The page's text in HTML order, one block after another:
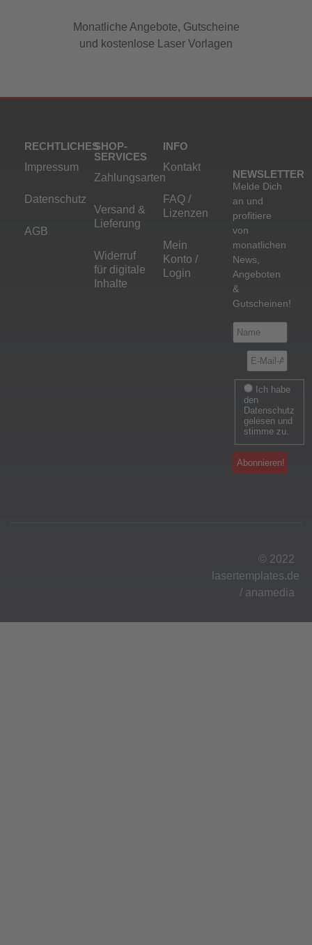
Monatliche Angebote, Gutscheine
und kostenlose Laser Vorlagen
RECHTLICHES
Impressum
Datenschutz
AGB
SHOP-
SERVICES
Zahlungsarten
Versand &
Lieferung
Widerruf
für digitale
Inhalte
INFO
Kontakt
FAQ /
Lizenzen
Mein
Konto /
Login
NEWSLETTER
Melde Dich
an und
profitiere
von
monatlichen
News,
Angeboten
&
Gutscheinen!
den
Datenschutz
gelesen und
stimme zu.
© 2022
lasertemplates.de
/ anamedia